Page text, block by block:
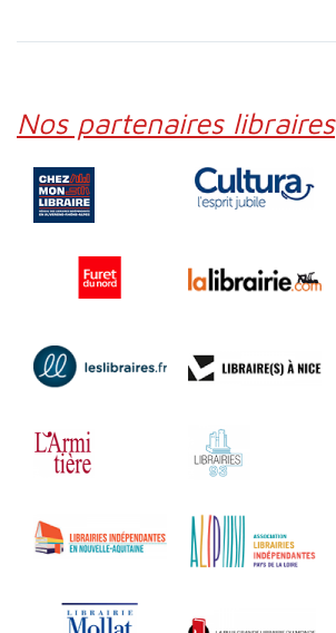
Nos partenaires libraires